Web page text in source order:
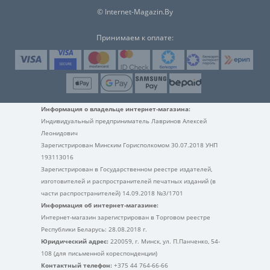
© Internet-Magazin.By
Принимаем к оплате:
Информация о владельце интернет-магазина:
Индивидуальный предприниматель Лавринов Алексей
Леонидович
Зарегистрирован Минским Горисполкомом 30.07.2018 УНП
193113016
Зарегистрирован в Государственном реестре издателей,
изготовителей и распространителей печатных изданий (в
части распространителей) 14.09.2018 №3/1701
Информация об интернет-магазине:
Интернет-магазин зарегистрирован в Торговом реестре
Республики Беларусь: 28.08.2018 г.
Юридический адрес: 220059, г. Минск, ул. П.Панченко, 54-
108 (для письменной кореспонденции)
Контактный телефон: +375 44 764-66-66